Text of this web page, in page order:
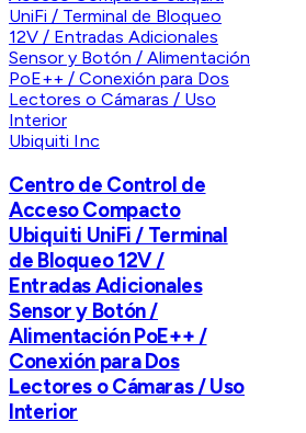
Ubiquiti Inc
Centro de Control de
Acceso Compacto
Ubiquiti UniFi / Terminal
de Bloqueo 12V /
Entradas Adicionales
Sensor y Botón /
Alimentación PoE++ /
Conexión para Dos
Lectores o Cámaras / Uso
Interior